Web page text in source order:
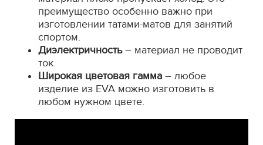
преимущество особенно важно при
изготовлении татами-матов для занятий
спортом.
Диэлектричность– материал не проводит
ток.
Широкая цветовая гамма – любое
изделие из EVA можно изготовить в
любом нужном цвете.